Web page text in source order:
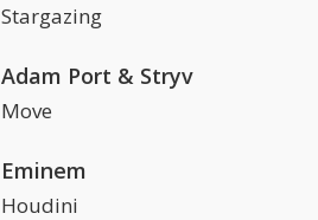
Stargazing
Adam Port & Stryv
Move
Eminem
Houdini